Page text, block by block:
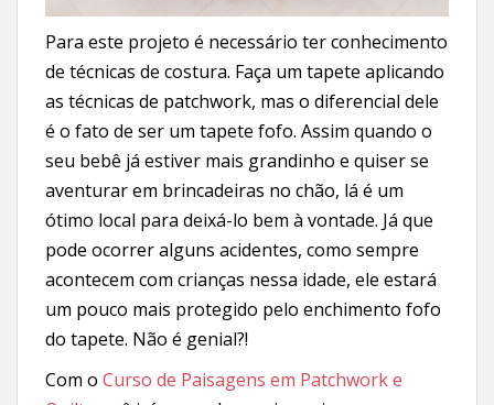
Para este projeto é necessário ter conhecimento
de técnicas de costura. Faça um tapete aplicando
as técnicas de patchwork, mas o diferencial dele
é o fato de ser um tapete fofo. Assim quando o
seu bebê já estiver mais grandinho e quiser se
aventurar em brincadeiras no chão, lá é um
ótimo local para deixá-lo bem à vontade. Já que
pode ocorrer alguns acidentes, como sempre
acontecem com crianças nessa idade, ele estará
um pouco mais protegido pelo enchimento fofo
do tapete. Não é genial?!
Com o Curso de Paisagens em Patchwork e